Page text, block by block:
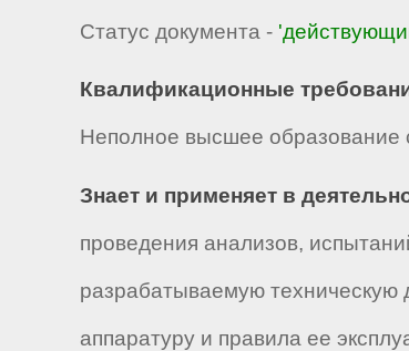
Статус документа -
Квалификационные
Неполное высшее образование
Знает и применяет в
проведения анализов,
разрабатываемую
аппаратуру и правила ее